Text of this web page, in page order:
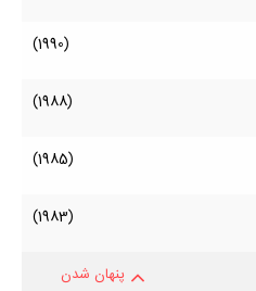
(1990)
(1988)
(1985)
(1983)
پنهان شدن